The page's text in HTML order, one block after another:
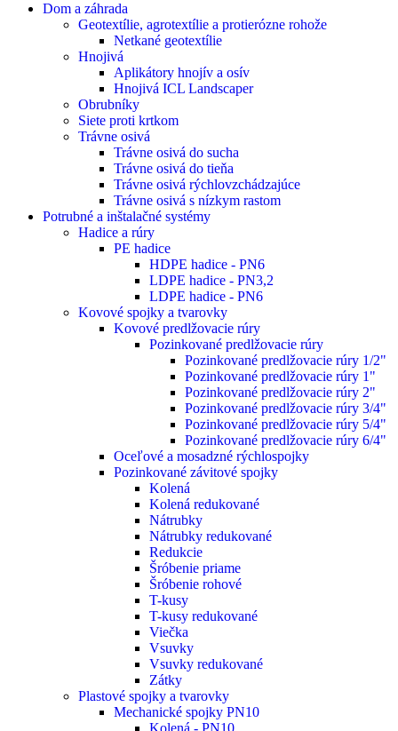
Dom a záhrada
Geotextílie, agrotextílie a protierózne rohože
Netkané geotextílie
Hnojivá
Aplikátory hnojív a osív
Hnojivá ICL Landscaper
Obrubníky
Siete proti krtkom
Trávne osivá
Trávne osivá do sucha
Trávne osivá do tieňa
Trávne osivá rýchlovzchádzajúce
Trávne osivá s nízkym rastom
Potrubné a inštalačné systémy
Hadice a rúry
PE hadice
HDPE hadice - PN6
LDPE hadice - PN3,2
LDPE hadice - PN6
Kovové spojky a tvarovky
Kovové predlžovacie rúry
Pozinkované predlžovacie rúry
Pozinkované predlžovacie rúry 1/2"
Pozinkované predlžovacie rúry 1"
Pozinkované predlžovacie rúry 2"
Pozinkované predlžovacie rúry 3/4"
Pozinkované predlžovacie rúry 5/4"
Pozinkované predlžovacie rúry 6/4"
Oceľové a mosadzné rýchlospojky
Pozinkované závitové spojky
Kolená
Kolená redukované
Nátrubky
Nátrubky redukované
Redukcie
Šróbenie priame
Šróbenie rohové
T-kusy
T-kusy redukované
Viečka
Vsuvky
Vsuvky redukované
Zátky
Plastové spojky a tvarovky
Mechanické spojky PN10